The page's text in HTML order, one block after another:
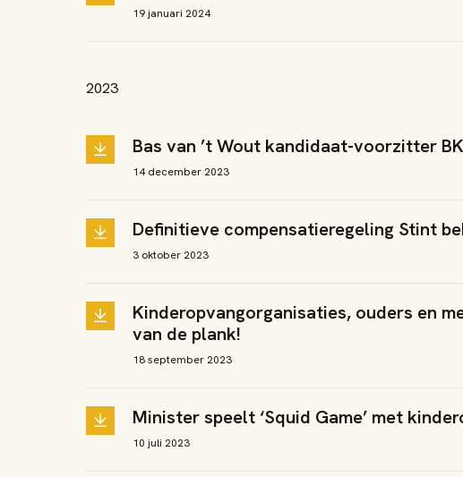
19 januari 2024
2023
Bas van ’t Wout kandidaat-voorzitter BK
14 december 2023
Definitieve compensatieregeling Stint
3 oktober 2023
Kinderopvangorganisaties, ouders en
van de plank!
18 september 2023
Minister speelt ‘Squid Game’ met
10 juli 2023